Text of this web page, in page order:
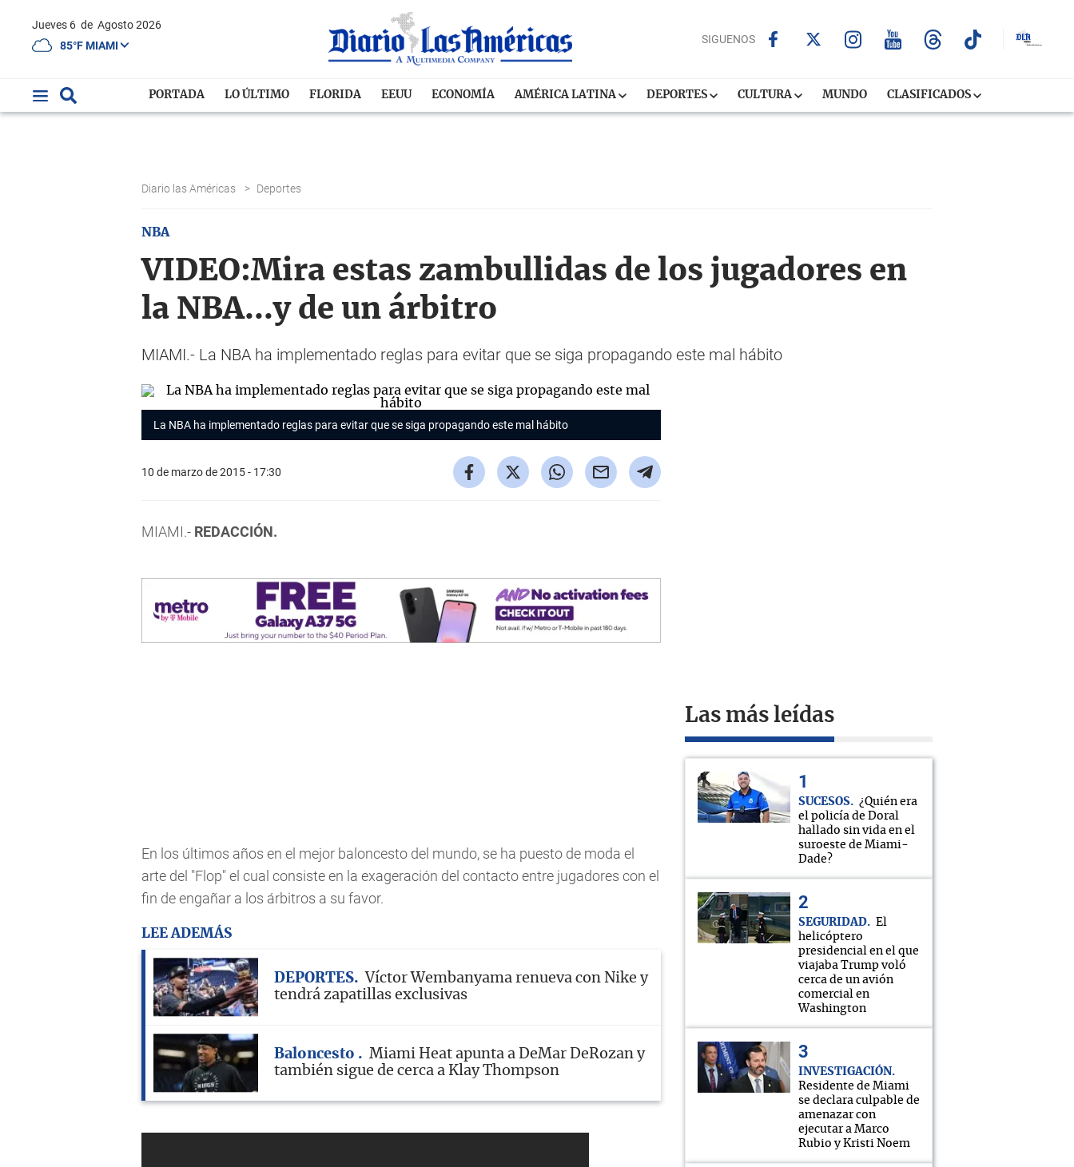
Jueves 6 de Agosto 2026
85°F MIAMI
SIGUENOS
PORTADA LO ÚLTIMO FLORIDA EEUU ECONOMÍA AMÉRICA LATINA DEPORTES CULTURA MUNDO CLASIFICADOS
Diario las Américas > Deportes
NBA
VIDEO:Mira estas zambullidas de los jugadores en
la NBA...y de un árbitro
MIAMI.- La NBA ha implementado reglas para evitar que se siga propagando este mal hábito
La NBA ha implementado reglas para evitar que se siga propagando este mal hábito
10 de marzo de 2015 - 17:30
MIAMI.- REDACCIÓN.
En los últimos años en el mejor baloncesto del mundo, se ha puesto de moda el
arte del "Flop" el cual consiste en la exageración del contacto entre jugadores con el
fin de engañar a los árbitros a su favor.
LEE ADEMÁS
DEPORTES
Víctor Wembanyama renueva con Nike y
tendrá zapatillas exclusivas
Baloncesto
Miami Heat apunta a DeMar DeRozan y
también sigue de cerca a Klay Thompson
Las más leídas
SUCESOS
¿Quién era
el policía de Doral
hallado sin vida en el
suroeste de Miami-
Dade?
SEGURIDAD
El
helicóptero
presidencial en el que
viajaba Trump voló
cerca de un avión
comercial en
Washington
INVESTIGACIÓN
Residente de Miami
se declara culpable de
amenazar con
ejecutar a Marco
Rubio y Kristi Noem